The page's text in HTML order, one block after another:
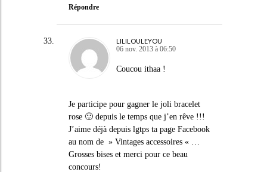
Répondre
LILILOULEYOU
06 nov. 2013 à 06:50
Coucou ithaa !
Je participe pour gagner le joli bracelet
rose 🙂 depuis le temps que j’en rêve !!!
J’aime déjà depuis lgtps ta page Facebook
au nom de » Vintages accessoires « …
Grosses bises et merci pour ce beau
concours!